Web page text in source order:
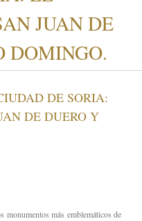
JUAN DE
DOMINGO.
DE SORIA:
DE DUERO Y
monumentos más emblemáticos de